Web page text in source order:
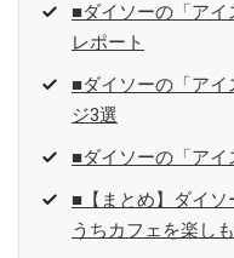
■ダイソーの「ア
レポート
■ダイソーの「ア
ジ3選
■ダイソーの「ア
■【まとめ】ダイ
うちカフェを楽しも